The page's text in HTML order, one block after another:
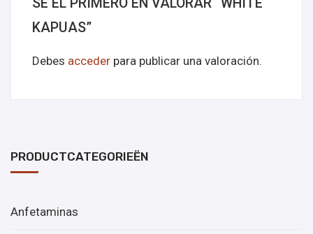
KAPUAS”
Debes acceder para publicar una valoración.
PRODUCTCATEGORIEËN
Anfetaminas